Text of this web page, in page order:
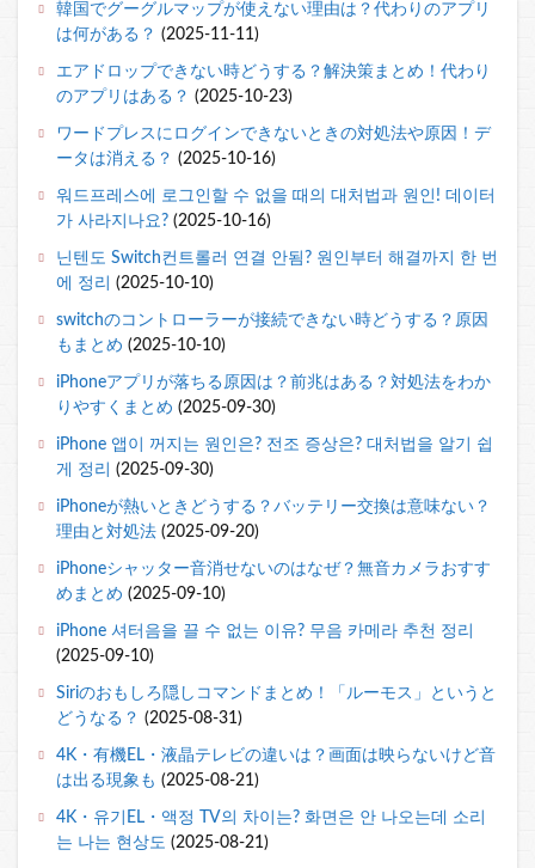
韓国でグーグルマップが使えない理由は？代わりのアプリ
は何がある？ (2025-11-11)
エアドロップできない時どうする？解決策まとめ！代わり
のアプリはある？ (2025-10-23)
ワードプレスにログインできないときの対処法や原因！デ
ータは消える？ (2025-10-16)
워드프레스에 로그인할 수 없을 때의 대처법과 원인! 데이터
가 사라지나요? (2025-10-16)
닌텐도 Switch컨트롤러 연결 안됨? 원인부터 해결까지 한 번
에 정리
(2025-10-10)
switchのコントローラーが接続できない時どうする？原因
もまとめ (2025-10-10)
iPhoneアプリが落ちる原因は？前兆はある？対処法をわか
りやすくまとめ (2025-09-30)
iPhone 앱이 꺼지는 원인은? 전조 증상은? 대처법을 알기 쉽
게 정리
(2025-09-30)
iPhoneが熱いときどうする？バッテリー交換は意味ない？
理由と対処法 (2025-09-20)
iPhoneシャッター音消せないのはなぜ？無音カメラおすす
めまとめ (2025-09-10)
iPhone 셔터음을 끌 수 없는 이유? 무음 카메라 추천 정리
(2025-09-10)
Siriのおもしろ隠しコマンドまとめ！「ルーモス」というと
どうなる？ (2025-08-31)
4K・有機EL・液晶テレビの違いは？画面は映らないけど音
は出る現象も (2025-08-21)
4K・유기EL・액정 TV의 차이는? 화면은 안 나오는데 소리
는 나는 현상도 (2025-08-21)